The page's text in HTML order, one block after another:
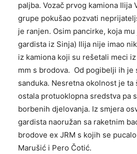
paljba. Vozač prvog kamiona
grupe pokušao pozvati
je ranjen. Osim pancirke, koja
gardista iz Sinja) Ilija nije imao
iz kamiona koji su rešetali meci
mm s brodova. Od pogibelji ih je
sanduka. Nesretna okolnost je
ostala protuoklopna sredstva pa
borbenih djelovanja. Iz smjera
gardista naoružan sa raketnim
brodove ex JRM s kojih se
Marušić i Pero Čotić.